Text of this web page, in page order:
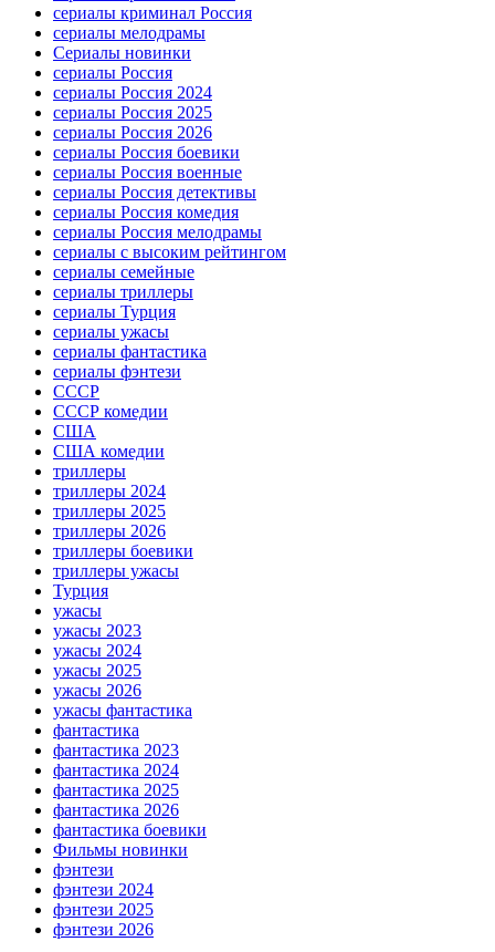
сериалы криминал Россия
сериалы мелодрамы
Сериалы новинки
сериалы Россия
сериалы Россия 2024
сериалы Россия 2025
сериалы Россия 2026
сериалы Россия боевики
сериалы Россия военные
сериалы Россия детективы
сериалы Россия комедия
сериалы Россия мелодрамы
сериалы с высоким рейтингом
сериалы семейные
сериалы триллеры
сериалы Турция
сериалы ужасы
сериалы фантастика
сериалы фэнтези
СССР
СССР комедии
США
США комедии
триллеры
триллеры 2024
триллеры 2025
триллеры 2026
триллеры боевики
триллеры ужасы
Турция
ужасы
ужасы 2023
ужасы 2024
ужасы 2025
ужасы 2026
ужасы фантастика
фантастика
фантастика 2023
фантастика 2024
фантастика 2025
фантастика 2026
фантастика боевики
Фильмы новинки
фэнтези
фэнтези 2024
фэнтези 2025
фэнтези 2026